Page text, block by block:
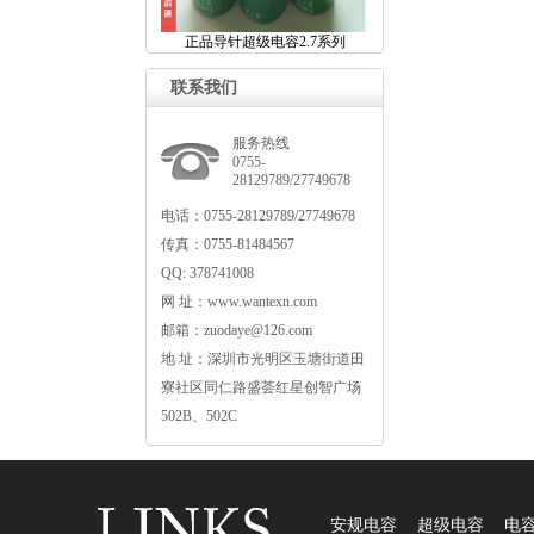
正品导针超级电容2.7系列
联系我们
服务热线
0755-
28129789/27749678
电话：0755-28129789/27749678
传真：0755-81484567
QQ:378741008
网址：www.wantexn.com
邮箱：zuodaye@126.com
地址：深圳市光明区玉塘街道田
寮社区同仁路盛荟红星创智广场
502B、502C
安规电容 超级电容 电